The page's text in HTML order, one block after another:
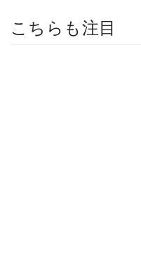
こちらも注目